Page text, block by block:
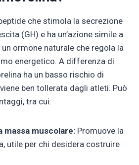
che stimola la secrezione
(GH) e ha un’azione simile a
ormone naturale che regola la
energetico. A differenza di
ha un basso rischio di
ben tollerata dagli atleti. Può
tra cui:
massa muscolare: Promuove la
utile per chi desidera costruire